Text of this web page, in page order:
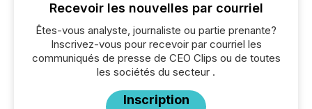
Recevoir les nouvelles par courriel
Êtes-vous analyste, journaliste ou partie prenante?
Inscrivez-vous pour recevoir par courriel les
communiqués de presse de CEO Clips ou de toutes
les sociétés du secteur .
Inscription